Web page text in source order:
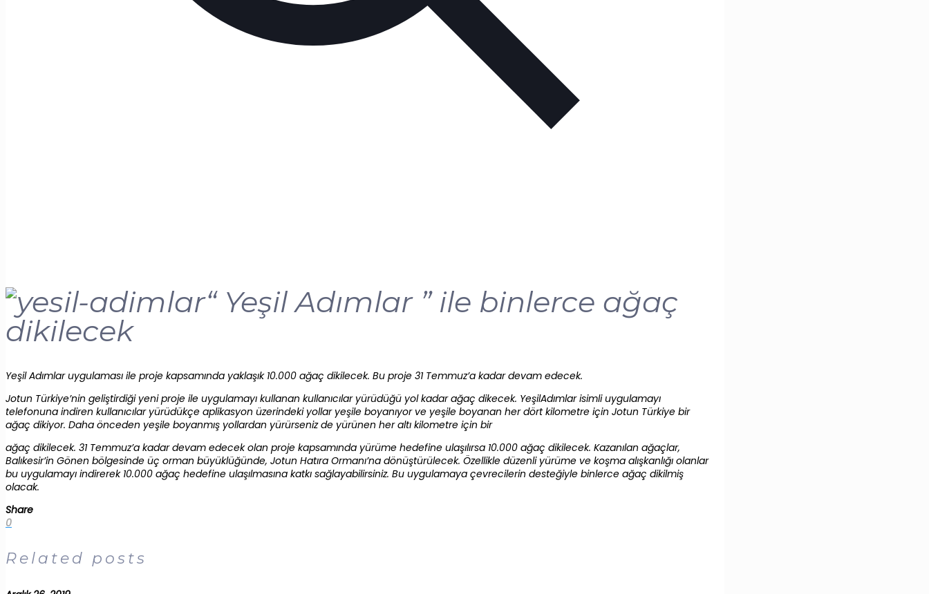
“ Yeşil Adımlar ” ile binlerce ağaç
dikilecek
Yeşil Adımlar uygulaması ile proje kapsamında yaklaşık 10.000 ağaç dikilecek. Bu proje 31 Temmuz’a kadar devam edecek.
Jotun Türkiye’nin geliştirdiği yeni proje ile uygulamayı kullanan kullanıcılar yürüdüğü yol kadar ağaç dikecek. YeşilAdımlar isimli uygulamayı
telefonuna indiren kullanıcılar yürüdükçe aplikasyon üzerindeki yollar yeşile boyanıyor ve yeşile boyanan her dört kilometre için Jotun Türkiye bir
ağaç dikiyor. Daha önceden yeşile boyanmış yollardan yürürseniz de yürünen her altı kilometre için bir
ağaç dikilecek. 31 Temmuz’a kadar devam edecek olan proje kapsamında yürüme hedefine ulaşılırsa 10.000 ağaç dikilecek. Kazanılan ağaçlar,
Balıkesir’in Gönen bölgesinde üç orman büyüklüğünde, Jotun Hatıra Ormanı’na dönüştürülecek. Özellikle düzenli yürüme ve koşma alışkanlığı olanlar
bu uygulamayı indirerek 10.000 ağaç hedefine ulaşılmasına katkı sağlayabilirsiniz. Bu uygulamaya çevrecilerin desteğiyle binlerce ağaç dikilmiş
olacak.
Share
0
Related posts